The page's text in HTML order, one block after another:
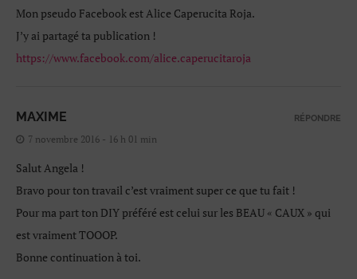
Mon pseudo Facebook est Alice Caperucita Roja.
J’y ai partagé ta publication !
https://www.facebook.com/alice.caperucitaroja
MAXIME
7 novembre 2016 - 16 h 01 min
Salut Angela !
Bravo pour ton travail c’est vraiment super ce que tu fait !
Pour ma part ton DIY préféré est celui sur les BEAU « CAUX » qui
est vraiment TOOOP.
Bonne continuation à toi.
RÉPONDRE